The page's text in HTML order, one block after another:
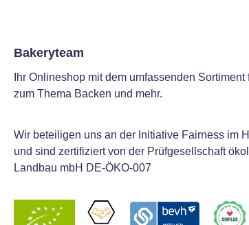
Bakeryteam
Ihr Onlineshop mit dem umfassenden Sortiment
zum Thema Backen und mehr.
Wir beteiligen uns an der Initiative Fairness im
und sind zertifiziert von der Prüfgesellschaft
Landbau mbH DE-ÖKO-007